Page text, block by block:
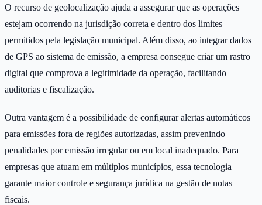
O recurso de geolocalização ajuda a assegurar que as operações
estejam ocorrendo na jurisdição correta e dentro dos limites
permitidos pela legislação municipal. Além disso, ao integrar dados
de GPS ao sistema de emissão, a empresa consegue criar um rastro
digital que comprova a legitimidade da operação, facilitando
auditorias e fiscalização.
Outra vantagem é a possibilidade de configurar alertas automáticos
para emissões fora de regiões autorizadas, assim prevenindo
penalidades por emissão irregular ou em local inadequado. Para
empresas que atuam em múltiplos municípios, essa tecnologia
garante maior controle e segurança jurídica na gestão de notas
fiscais.